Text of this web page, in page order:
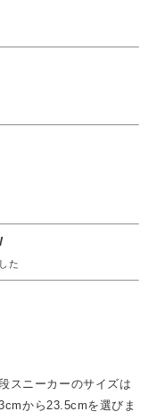
た
スニーカーのサイズは
から23.5cmを選びま